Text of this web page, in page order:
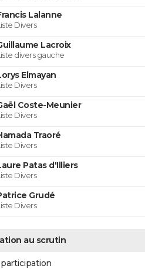
Lalanne
Divers
Lacroix
divers gauche
Elmayan
Divers
Coste-Meunier
Divers
Traoré
Divers
Patas d'Illiers
Divers
Grudé
Divers
au scrutin
participation